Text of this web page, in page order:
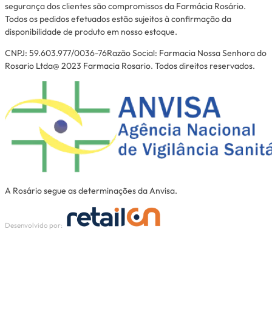
segurança dos clientes são compromissos da Farmácia Rosário.
Todos os pedidos efetuados estão sujeitos à confirmação da
disponibilidade de produto em nosso estoque.
CNPJ: 59.603.977/0036-76Razão Social: Farmacia Nossa Senhora do
Rosario Ltda@ 2023 Farmacia Rosario. Todos direitos reservados.
A Rosário segue as determinações da Anvisa.
Desenvolvido por: